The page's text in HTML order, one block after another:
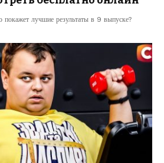
покажет лучшие результаты в 9 выпуске?